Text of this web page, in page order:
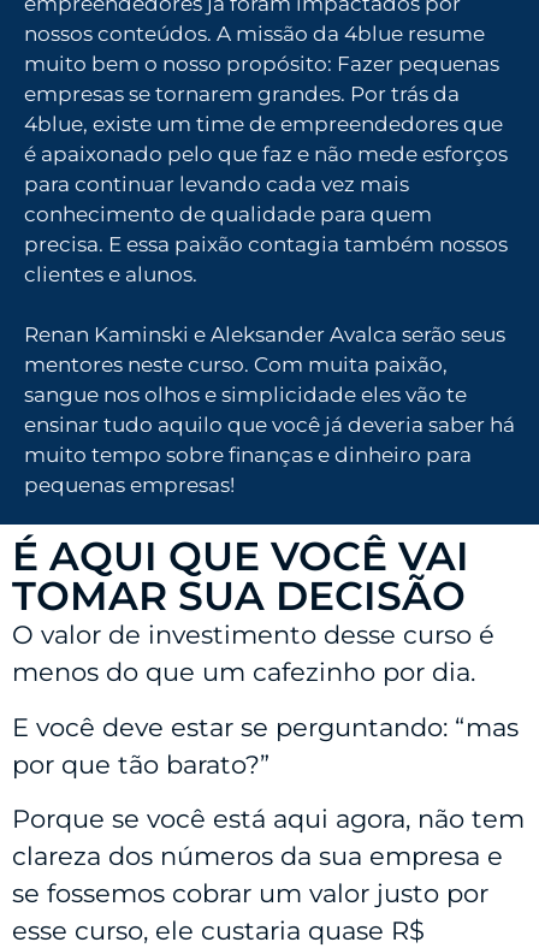
nossos conteúdos. A missão da 4blue resume
muito bem o nosso propósito: Fazer pequenas
empresas se tornarem grandes. Por trás da
4blue, existe um time de empreendedores que
é apaixonado pelo que faz e não mede esforços
para continuar levando cada vez mais
conhecimento de qualidade para quem
precisa. E essa paixão contagia também nossos
clientes e alunos.
Renan Kaminski e Aleksander Avalca serão seus
mentores neste curso. Com muita paixão,
sangue nos olhos e simplicidade eles vão te
ensinar tudo aquilo que você já deveria saber há
muito tempo sobre finanças e dinheiro para
pequenas empresas!
É AQUI QUE VOCÊ VAI
TOMAR SUA DECISÃO
O valor de investimento desse curso é
menos do que um cafezinho por dia.
E você deve estar se perguntando: “mas
por que tão barato?”
Porque se você está aqui agora, não tem
clareza dos números da sua empresa e
se fossemos cobrar um valor justo por
esse curso, ele custaria quase R$